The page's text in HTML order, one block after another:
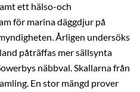
ett hälso-och
för marina däggdjur på
Årligen undersöks
påträffas mer sällsynta
näbbval. Skallarna från
En stor mängd prover